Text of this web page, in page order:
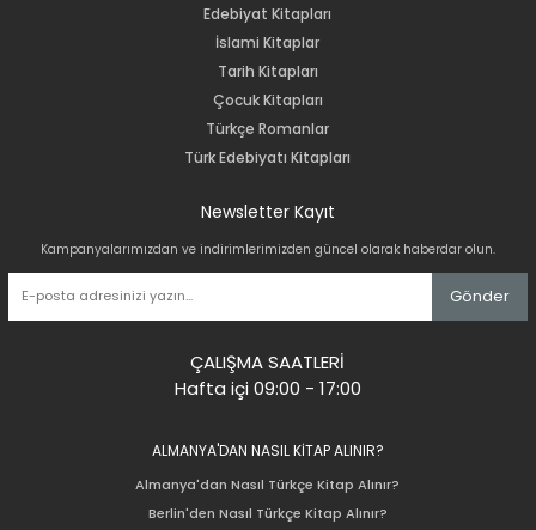
Edebiyat Kitapları
İslami Kitaplar
Tarih Kitapları
Çocuk Kitapları
Türkçe Romanlar
Türk Edebiyatı Kitapları
Newsletter Kayıt
Kampanyalarımızdan ve indirimlerimizden güncel olarak haberdar olun.
Gönder
ÇALIŞMA SAATLERİ
Hafta içi 09:00 - 17:00
ALMANYA'DAN NASIL KİTAP ALINIR?
Almanya'dan Nasıl Türkçe Kitap Alınır?
Berlin'den Nasıl Türkçe Kitap Alınır?